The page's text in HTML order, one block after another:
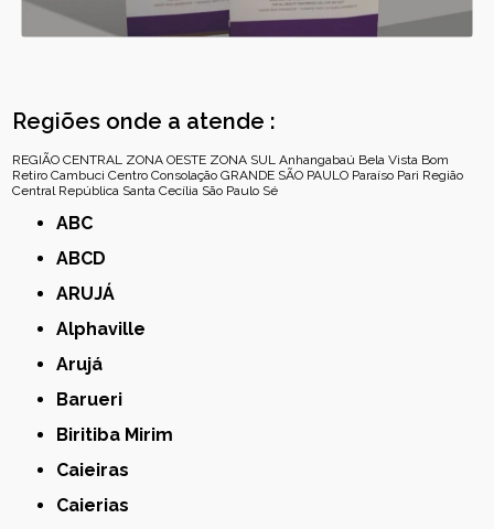
Regiões onde a atende :
REGIÃO CENTRAL ZONA OESTE ZONA SUL Anhangabaú Bela Vista Bom
Retiro Cambuci Centro Consolação GRANDE SÃO PAULO Paraíso Pari Região
Central República Santa Cecília São Paulo Sé
ABC
ABCD
ARUJÁ
Alphaville
Arujá
Barueri
Biritiba Mirim
Caieiras
Caierias